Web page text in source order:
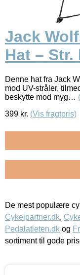
Jack
Hat – Str.
Denne hat fra Jack
mod UV-stråler,
beskytte mod myg…
399 kr. (Vis fragtpris)
De mest populære
Cykelpartner.dk,
Pedalatleten.dk og
sortiment til gode